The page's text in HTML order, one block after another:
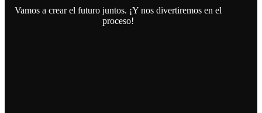
Vamos a crear el futuro juntos. ¡Y nos divertiremos en el
proceso!